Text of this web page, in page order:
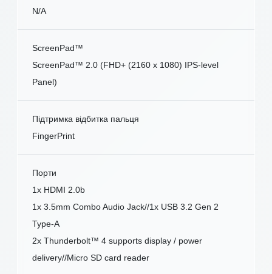
N/A
ScreenPad™
ScreenPad™ 2.0 (FHD+ (2160 x 1080) IPS-level
Panel)
Підтримка відбитка пальця
FingerPrint
Порти
1x HDMI 2.0b
1x 3.5mm Combo Audio Jack//1x USB 3.2 Gen 2
Type-A
2x Thunderbolt™ 4 supports display / power
delivery//Micro SD card reader